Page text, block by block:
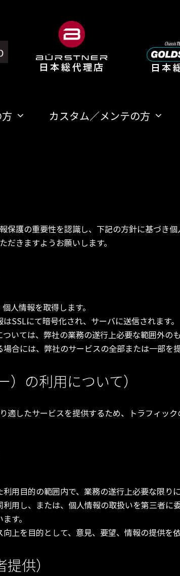
カスタム／メンテの方
護の重要性を認識し、下記の方針に基づき
きますようお願いします。
人情報を取得します。
SSLにて暗号化され、サーバに送信されます。
いては、弊社の業務の遂行上必要な範囲外の
合には、弊社のサービスの全部または一部を
の利用について）
適したサービスを提供するため、トラフィッ
用目的の範囲内で、業務の遂行上必要な限りに
用し、または、個人情報の取扱いを第三者
す。
上を目的として、意見、要望、情報の提供を
供）